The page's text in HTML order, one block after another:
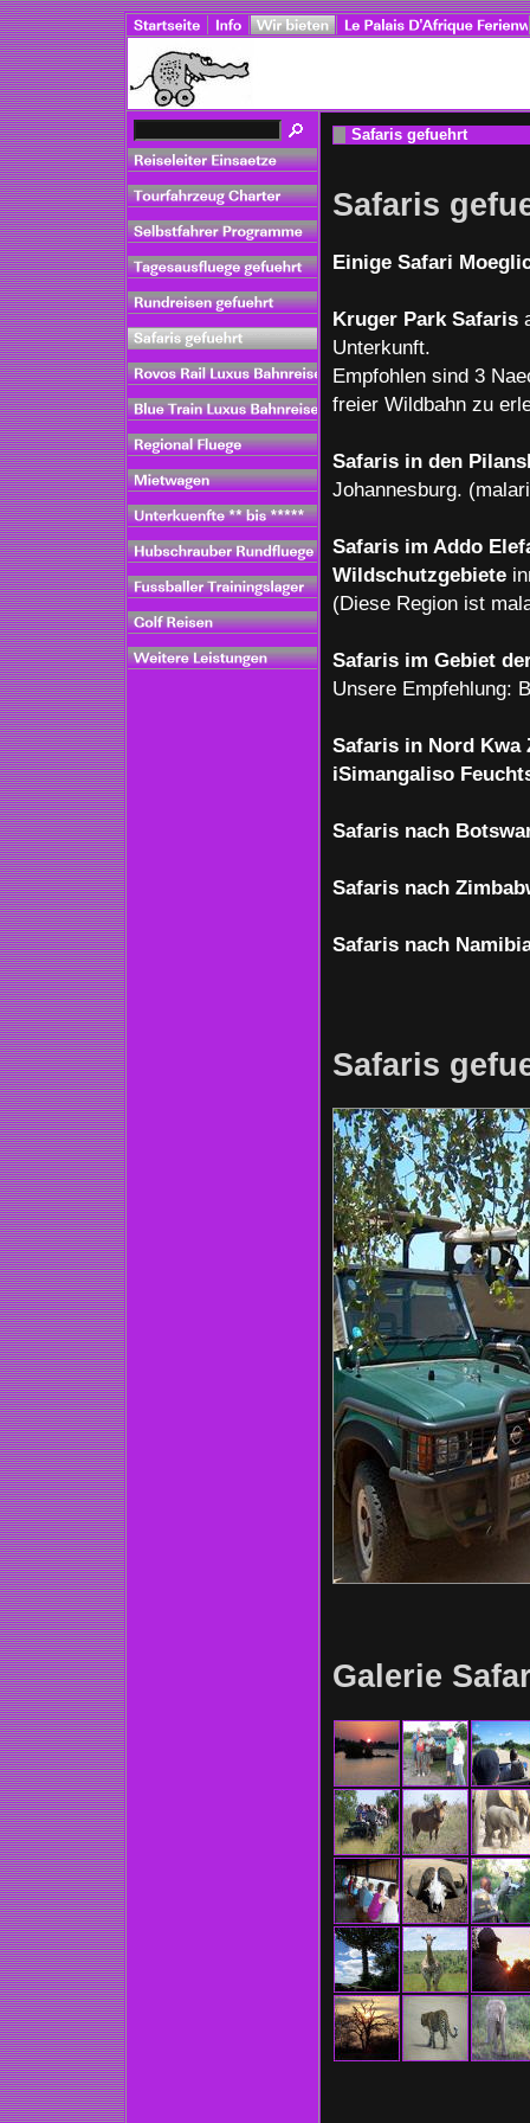
Safaris gefuehrt
Safaris
Einige Safari
Kruger Park Safaris
Unterkunft.
Empfohlen sind 3
freier Wildbahn zu
Safaris in den
Johannesburg.
Safaris im Addo
Wildschutzgebiete
(Diese Region ist
Safaris im Gebiet
Unsere Empfehlung:
Safaris in Nord Kwa
iSimangaliso
Safaris nach
Safaris nach
Safaris nach
Safaris
Galerie